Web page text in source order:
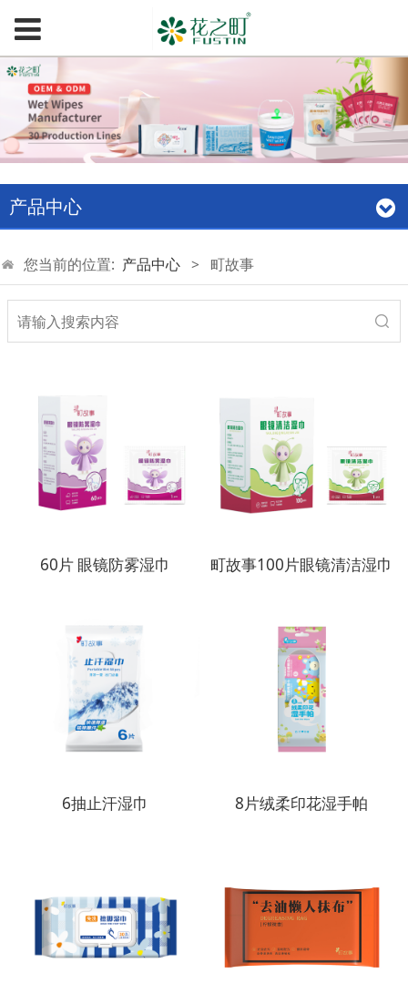
产品中心
您当前的位置: 产品中心 > 町故事
60片 眼镜防雾湿巾 町故事100片眼镜清洁湿巾
6抽止汗湿巾 8片绒柔印花湿手帕